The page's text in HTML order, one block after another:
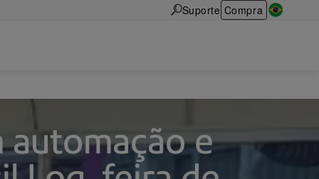
Suporte Compra
automação e